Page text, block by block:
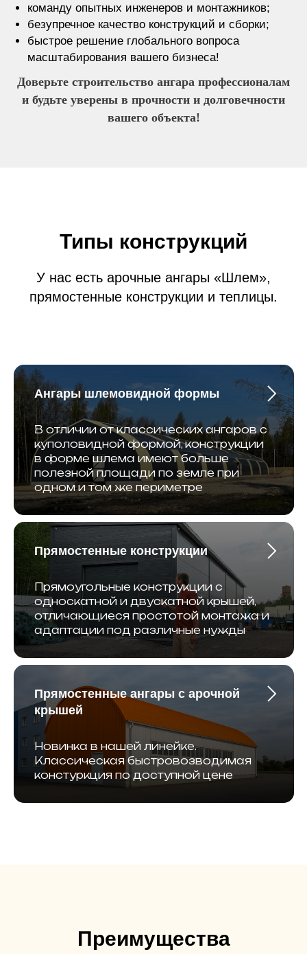
команду опытных инженеров и монтажников;
безупречное качество конструкций и сборки;
быстрое решение глобального вопроса
масштабирования вашего бизнеса!
Доверьте строительство ангара профессионалам
и будьте уверены в прочности и долговечности
вашего объекта!
Типы конструкций
У нас есть арочные ангары «Шлем»,
прямостенные конструкции и теплицы.
Ангары шлемовидной формы
В отличии от классических ангаров с
куполовидной формой, конструкции
в форме шлема имеют больше
полезной площади по земле при
одном и том же периметре
Прямостенные конструкции
Прямоугольные конструкции с
односкатной и двускатной крышей,
отличающиеся простотой монтажа и
адаптации под различные нужды
Прямостенные ангары с арочной
крышей
Новинка в нашей линейке.
Классическая быстровозводимая
констуркция по доступной цене
Преимущества